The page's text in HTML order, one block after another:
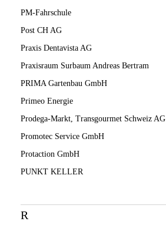
PM-Fahrschule
Post CH AG
Praxis Dentavista AG
Praxisraum Surbaum Andreas Bertram
PRIMA Gartenbau GmbH
Primeo Energie
Prodega-Markt, Transgourmet Schweiz AG
Promotec Service GmbH
Protaction GmbH
PUNKT KELLER
R